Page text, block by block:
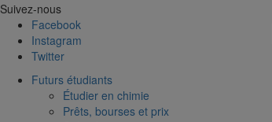
Suivez-nous
Facebook
Instagram
Twitter
Futurs étudiants
Étudier en chimie
Prêts, bourses et prix